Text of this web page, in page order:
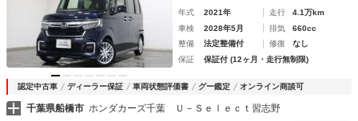
年式 2021年 走行
4.1万km
車検
2028年5月 排気
660cc
整備
法定整備付 修復
なし
保証
保証付 (12ヶ月・走行無制限)
認定中古車 ディーラー保証 車両状態評価書 グー鑑定 オンライン商談可
千葉県船橋市 ホンダカーズ千葉 Ｕ－Ｓｅｌｅｃｔ習志野